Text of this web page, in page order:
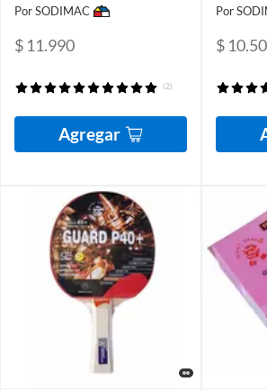
Por SODIMAC
$ 11.990
(2)
Agregar
Por
$